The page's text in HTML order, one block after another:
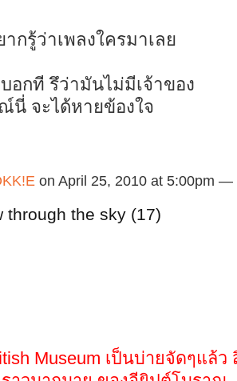
กรู้ว่าเพลงใครมาเลย
อกที รึว่ามันไม่มีเจ้าของ
นี่ จะได้หายข้องใจ
on April 25, 2010 at 5:00pm —
through the sky (17)
Museum เป็นบ่ายจัดๆแล้ว